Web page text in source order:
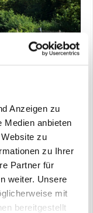
Anzeigen zu
Medien anbieten
zu
zu Ihrer
Partner für
weiter. Unsere
mit
bereitgestellt